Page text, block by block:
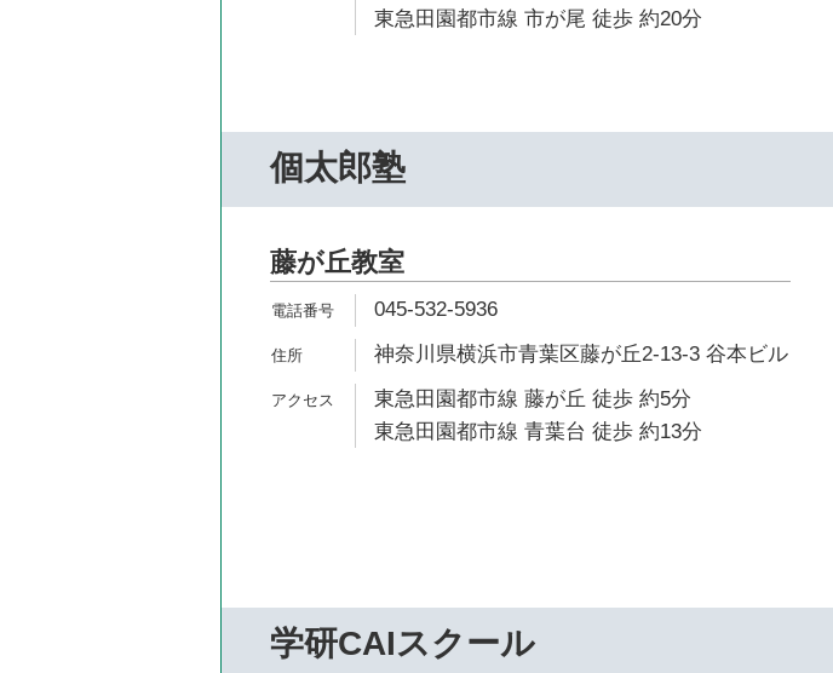
東急田園都市線 市が尾 徒歩 約20分
個太郎塾
藤が丘教室
045-532-5936
神奈川県横浜市青葉区藤が丘2-13-3 谷本ビル
東急田園都市線 藤が丘 徒歩 約5分
東急田園都市線 青葉台 徒歩 約13分
学研CAIスクール